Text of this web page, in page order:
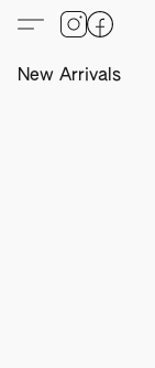
New Arrivals